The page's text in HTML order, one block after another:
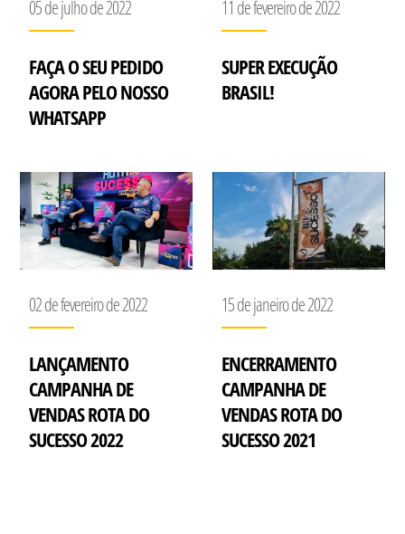
05 de julho de 2022
FAÇA O SEU PEDIDO
AGORA PELO NOSSO
WHATSAPP
11 de fevereiro de 2022
SUPER EXECUÇÃO
BRASIL!
02 de fevereiro de 2022
LANÇAMENTO
CAMPANHA DE
VENDAS ROTA DO
SUCESSO 2022
15 de janeiro de 2022
ENCERRAMENTO
CAMPANHA DE
VENDAS ROTA DO
SUCESSO 2021